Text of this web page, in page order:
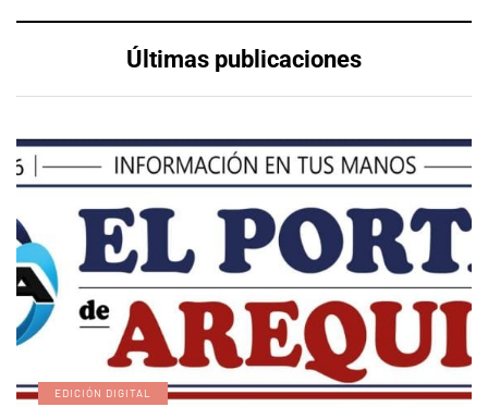
Últimas publicaciones
EDICIÓN DIGITAL